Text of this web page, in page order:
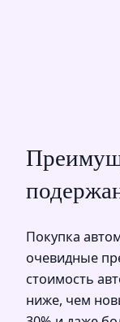
Покупка
очевидные
стоимость
ниже, чем